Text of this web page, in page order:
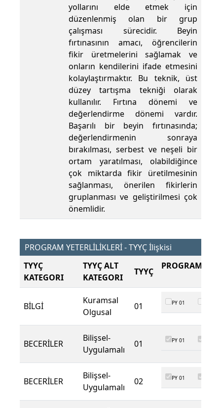
yollarını elde etmek için
düzenlenmiş olan bir grup
çalışması sürecidir. Beyin
fırtınasının amacı, öğrencilerin
fikir üretmelerini sağlamak ve
onların kendilerini ifade etmesini
kolaylaştırmaktır. Bu teknik, üst
düzey tartışma tekniği olarak
kullanılır. Fırtına dönemi ve
değerlendirme dönemi vardır.
Başarılı bir beyin fırtınasında;
değerlendirmenin sonraya
bırakılması, serbest ve neşeli bir
ortam yaratılması, olabildiğince
çok miktarda fikir üretilmesinin
sağlanması, önerilen fikirlerin
gruplanması ve geliştirilmesi çok
önemlidir.
PROGRAM YETERLİLİKLERİ - TYYÇ İlişkisi
TYYÇ
KATEGORI
TYYÇ ALT
KATEGORI
TYYÇ
PROGRAM
BİLGİ
Kuramsal
Olgusal
01 PY 01
BECERİLER
Bilişsel-
Uygulamalı
01 PY 01
BECERİLER
Bilişsel-
Uygulamalı
02 PY 01